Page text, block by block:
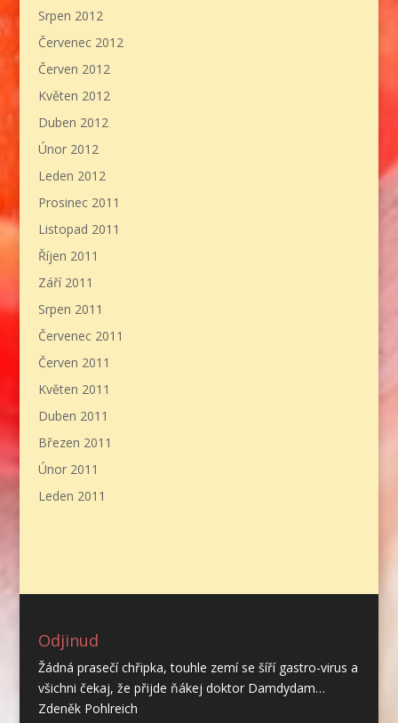
Srpen 2012
Červenec 2012
Červen 2012
Květen 2012
Duben 2012
Únor 2012
Leden 2012
Prosinec 2011
Listopad 2011
Říjen 2011
Září 2011
Srpen 2011
Červenec 2011
Červen 2011
Květen 2011
Duben 2011
Březen 2011
Únor 2011
Leden 2011
Odjinud
Žádná prasečí chřipka, touhle zemí se šíří gastro-virus a
všichni čekaj, že přijde ňákej doktor Damdydam…
Zdeněk Pohlreich